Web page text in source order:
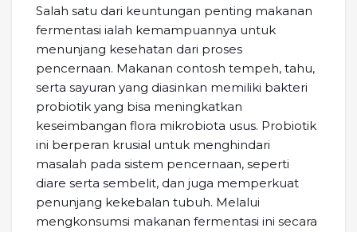
Salah satu dari keuntungan penting makanan
fermentasi ialah kemampuannya untuk
menunjang kesehatan dari proses
pencernaan. Makanan contosh tempeh, tahu,
serta sayuran yang diasinkan memiliki bakteri
probiotik yang bisa meningkatkan
keseimbangan flora mikrobiota usus. Probiotik
ini berperan krusial untuk menghindari
masalah pada sistem pencernaan, seperti
diare serta sembelit, dan juga memperkuat
penunjang kekebalan tubuh. Melalui
mengkonsumsi makanan fermentasi ini secara